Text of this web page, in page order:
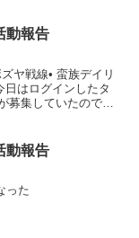
動報告
ヤ戦線• 蛮族デイリ
日はログインしたタ
募集していたので一
ますが、まだマウン
動報告
った